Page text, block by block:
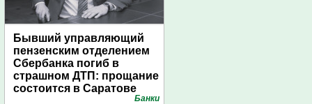
Бывший управляющий
пензенским отделением
Сбербанка погиб в
страшном ДТП: прощание
состоится в Саратове
Банки